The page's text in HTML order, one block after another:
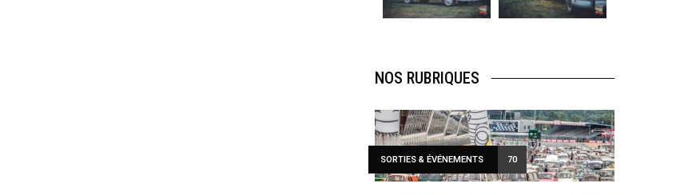
120
0
108
0
NOS RUBRIQUES
SORTIES & ÉVÉNEMENTS 70